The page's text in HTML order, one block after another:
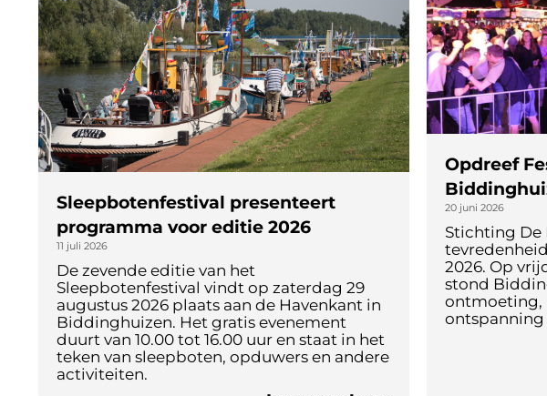
Sleepbotenfestival presenteert
programma voor editie 2026
11 juli 2026
De zevende editie van het
Sleepbotenfestival vindt op zaterdag 29
augustus 2026 plaats aan de Havenkant in
Biddinghuizen. Het gratis evenement
duurt van 10.00 tot 16.00 uur en staat in het
teken van sleepboten, opduwers en andere
activiteiten.
Opdreef
20 juni 2026
Stichting De
2026. Op
stond
ontmoeting,